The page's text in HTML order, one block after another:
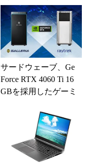
レージ
サードウェーブ、Ge
Force RTX 4060 Ti 16
GBを採用したゲーミ